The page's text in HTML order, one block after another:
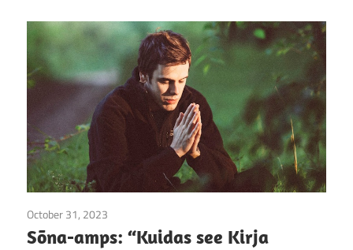
October 31, 2023
Sõna-amps: “Kuidas see Kirja